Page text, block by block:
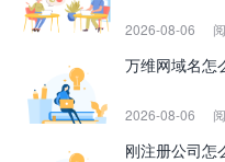
2026-08-06
万维网域名怎
2026-08-06
刚注册公司怎